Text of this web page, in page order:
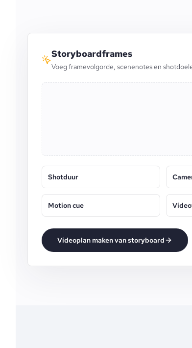
Storyboardframes
Voeg framevolgorde, scenenotes en
Shotduur
Motion cue
Videoplan maken van storyboard